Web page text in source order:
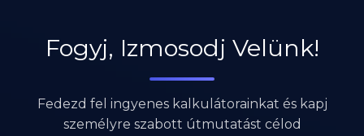
Fogyj, Izmosodj Velünk!
Fedezd fel ingyenes kalkulátorainkat és kapj
személyre szabott útmutatást célod